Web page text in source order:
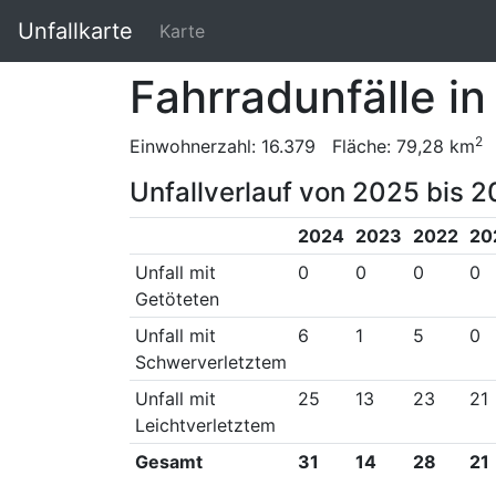
Unfallkarte Karte
Fahrradunfälle
Einwohnerzahl: 16.379 Fläche: 79,28 km2
Unfallverlauf von 2025 bis
2024 2023 2022
Unfall mit
Getöteten
0 0 0 0
Unfall mit
Schwerverletztem
6 1 5 0
Unfall mit
Leichtverletztem
25 13 23 21
Gesamt 31 14 28 21